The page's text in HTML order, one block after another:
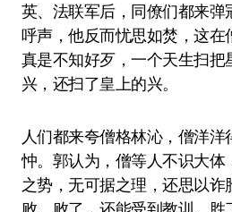
英、法联军后，同僚们都来弹
呼声，他反而忧思如焚，这在
真是不知好歹，一个天生扫把
兴，还扫了皇上的兴。
人们都来夸僧格林沁，僧洋
忡。郭认为，僧等人不识大体
之势，无可据之理，还思以诈